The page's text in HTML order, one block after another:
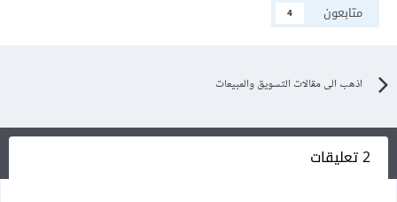
متابعون
4
اذهب الى مقالات التسويق والمبيعات
2 تعليقات